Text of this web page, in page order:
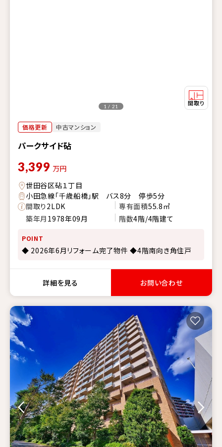
価格更新 中古マンション
パークサイド砧
1 / 21
3,399 万円
世田谷区砧１丁目
小田急線「千歳船橋」駅 バス8分 停歩5分
間取り2LDK 専有面積55.8㎡
築年月 1978年09月 階数4階/4階建て
POINT
◆ 2026年6月リフォーム完了物件 ◆4階南向き角住戸
詳細を見る お問い合わせ